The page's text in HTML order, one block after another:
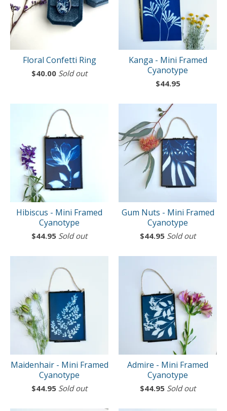
Floral Confetti Ring
$40.00 Sold out
Kanga - Mini Framed
Cyanotype
$44.95
Hibiscus - Mini Framed
Cyanotype
$44.95 Sold out
Gum Nuts - Mini Framed
Cyanotype
$44.95 Sold out
Maidenhair - Mini Framed
Cyanotype
$44.95 Sold out
Admire - Mini Framed
Cyanotype
$44.95 Sold out